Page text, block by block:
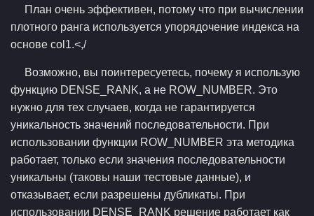
План очень эффективен, потому что при вычислении
плотного ранга используется упорядочение индекса на
основе col1.<,/
Возможно, вы поинтересуетесь, почему я использую
функцию DENSE_RANK, а не ROW_NUMBER. Это
нужно для тех случаев, когда не гарантируется
уникальность значений последовательности. При
использовании функции ROW_NUMBER эта методика
работает, только если значения последовательности
уникальны (таковы наши тестовые данные), и
отказывает, если разрешены дубликаты. При
использовании DENSE_RANK решение работает как